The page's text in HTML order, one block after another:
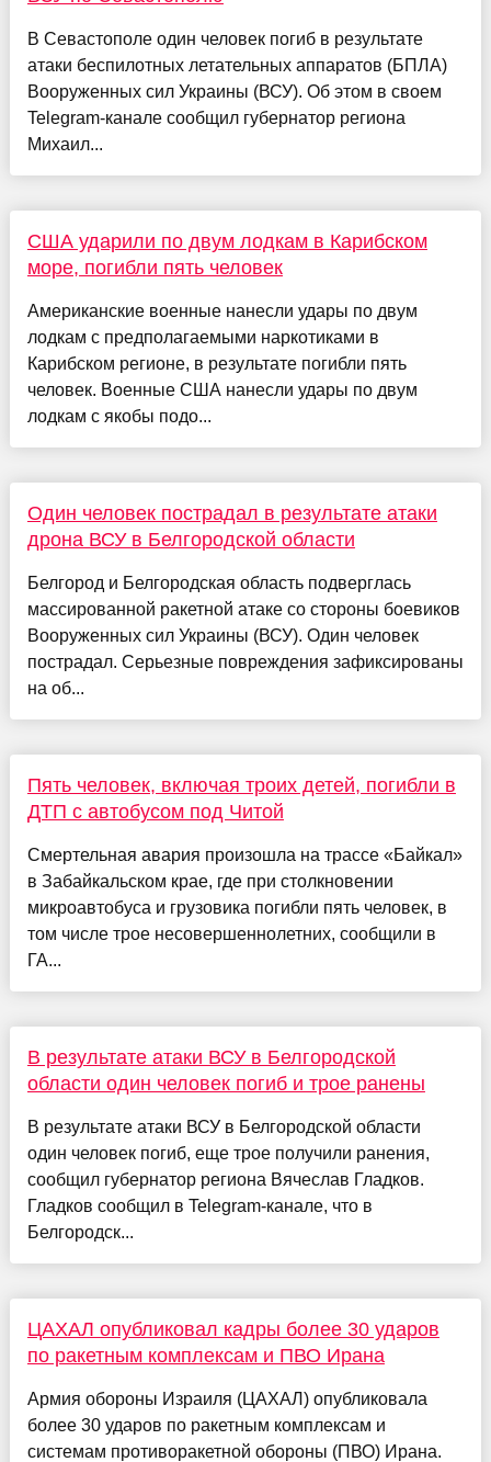
В Севастополе один человек погиб в результате
атаки беспилотных летательных аппаратов (БПЛА)
Вооруженных сил Украины (ВСУ). Об этом в своем
Telegram-канале сообщил губернатор региона
Михаил...
США ударили по двум лодкам в Карибском
море, погибли пять человек
Американские военные нанесли удары по двум
лодкам с предполагаемыми наркотиками в
Карибском регионе, в результате погибли пять
человек. Военные США нанесли удары по двум
лодкам с якобы подо...
Один человек пострадал в результате атаки
дрона ВСУ в Белгородской области
Белгород и Белгородская область подверглась
массированной ракетной атаке со стороны боевиков
Вооруженных сил Украины (ВСУ). Один человек
пострадал. Серьезные повреждения зафиксированы
на об...
Пять человек, включая троих детей, погибли в
ДТП с автобусом под Читой
Смертельная авария произошла на трассе «Байкал»
в Забайкальском крае, где при столкновении
микроавтобуса и грузовика погибли пять человек, в
том числе трое несовершеннолетних, сообщили в
ГА...
В результате атаки ВСУ в Белгородской
области один человек погиб и трое ранены
В результате атаки ВСУ в Белгородской области
один человек погиб, еще трое получили ранения,
сообщил губернатор региона Вячеслав Гладков.
Гладков сообщил в Telegram-канале, что в
Белгородск...
ЦАХАЛ опубликовал кадры более 30 ударов
по ракетным комплексам и ПВО Ирана
Армия обороны Израиля (ЦАХАЛ) опубликовала
более 30 ударов по ракетным комплексам и
системам противоракетной обороны (ПВО) Ирана.